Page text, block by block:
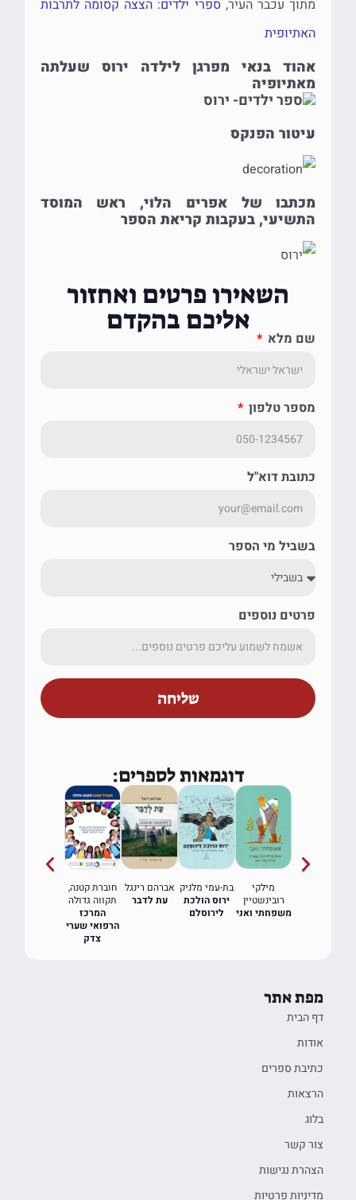
מתוך עכבר העיר, ספרי ילדים: הצצה קסומה לתרבות
האתיופית
אהוד בנאי מפרגן לילדה ירוס שעלתה
מאתיופיה
עיטור הפנקס
מכתבו של אפרים הלוי, ראש המוסד
התשיעי, בעקבות קריאת הספר
השאירו פרטים ואחזור
אליכם בהקדם
שם מלא
מספר טלפון
כתובת דוא"ל
בשביל מי הספר
פרטים נוספים
שליחה
דוגמאות לספרים:
מילקי
רובינשטיין
משפחתי ואני
בת-עמי מלניק
ירוס הולכת
לירוסלם
אברהם רינגל
עת לדבר
חוברת קטנה,
תקווה גדולה
המרכז
הרפואי שערי
צדק
מפת אתר
דף הבית
אודות
כתיבת ספרים
הרצאות
בלוג
צור קשר
הצהרת נגישות
מדיניות פרטיות